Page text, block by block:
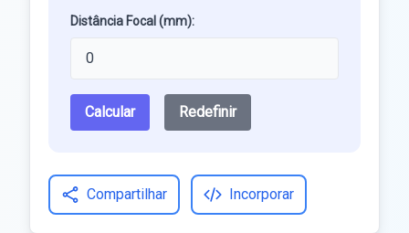
Distância Focal (mm):
Calcular Redefinir
Compartilhar Incorporar